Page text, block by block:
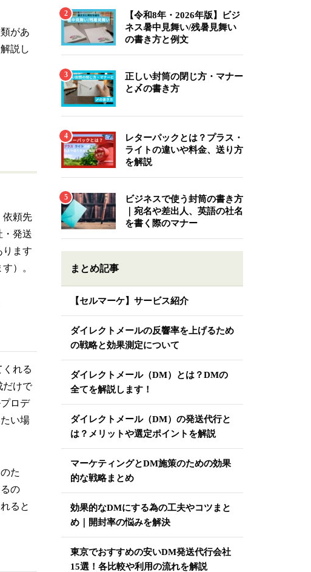
があ
説し
依頼先
・発送
ります
）。
れる
だけで
ロデ
い場
た
の
ると
【令和8年・2026年版】ビジ
ネス暑中見舞い/残暑見舞い
の書き方と例文
正しい封筒の閉じ方・マナー
と〆の書き方
レターパックとは？プラス・
ライトの違いや料金、送り方
を解説
ビジネスで使う封筒の書き方
｜宛名や差出人、英語の社名
を書く際のマナー
まとめ記事
【セルマーケ】サービス紹介
ダイレクトメールの反響率を上げるため
の戦略と効果測定について
ダイレクトメール（DM）とは？DMの
全てを解説します！
ダイレクトメール（DM）の発送代行と
は？メリットや選定ポイントを解説
マーケティングとDM施策のための効果
的な戦略まとめ
効果的なDMにする為の工夫やコツまと
め｜開封率の悩みを解決
東京でおすすめの安いDM発送代行会社
15選！各比較や利用の流れを解説